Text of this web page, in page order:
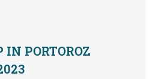
PORTOROZ